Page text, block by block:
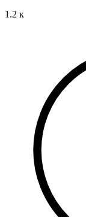
1.2 к